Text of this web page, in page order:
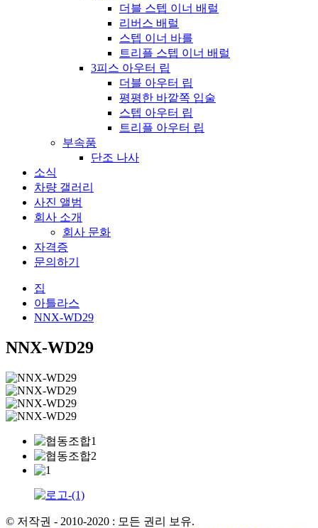
더블 스텝 이너 배럴
리버스 배럴
스텝 이너 바를
트리플 스텝 이너 배럴
3피스 아우터 립
더블 아우터 립
평평한 바깥쪽 입술
스텝 아우터 립
트리플 아우터 립
부속품
단조 나사
소식
차량 갤러리
사진 앨범
회사 소개
회사 문화
자격증
문의하기
집
아틀라스
NNX-WD29
NNX-WD29
© 저작권 - 2010-2020 : 모든 권리 보유.